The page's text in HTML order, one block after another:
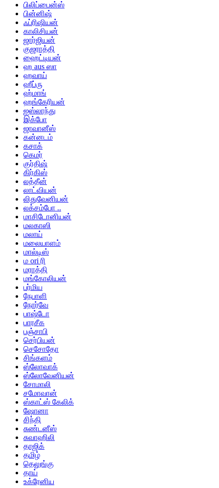
பிலிப்பைன்ஸ்
பின்னிஷ்
ஃப்ரிஷியன்
காலிசியன்
ஜார்ஜியன்
குஜராத்தி
ஹைட்டியன்
ஹ aus ஸா
ஹவாய்
ஹீப்ரு
ஹ்மாங்
ஹங்கேரியன்
ஐஸ்லாந்து
இக்போ
ஜாவானீஸ்
கன்னடம்
கசாக்
கெமர்
குர்திஷ்
கிர்கிஸ்
லத்தீன்
லாட்வியன்
லிதுவேனியன்
லக்சம்போ ..
மாசிடோனியன்
மலகாஸி
மலாய்
மலையாளம்
மால்டிஸ்
ம ori ரி
மராத்தி
மங்கோலியன்
பர்மிய
நேபாளி
நோர்வே
பாஷ்டோ
பாரசீக
பஞ்சாபி
செர்பியன்
செசோதோ
சிங்களம்
ஸ்லோவாக்
ஸ்லோவேனியன்
சோமாலி
சமோவான்
ஸ்காட்ஸ் கேலிக்
ஷோனா
சிந்தி
சுண்டனீஸ்
சுவாஹிலி
தாஜிக்
தமிழ்
தெலுங்கு
தாய்
உக்ரேனிய